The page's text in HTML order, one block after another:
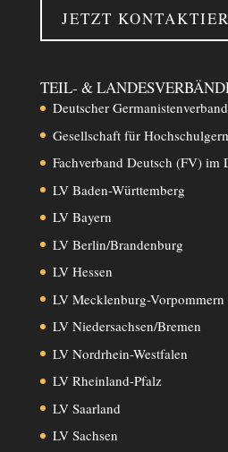
JETZT
TEIL- &
Deutscher
Gesellschaft für
Fachverband Deutsch (FV) im
LV Baden-Württemberg
LV Bayern
LV Berlin/Brandenburg
LV Hessen
LV Mecklenburg-Vorpommern
LV Niedersachsen/Bremen
LV Nordrhein-Westfalen
LV Rheinland-Pfalz
LV Saarland
LV Sachsen